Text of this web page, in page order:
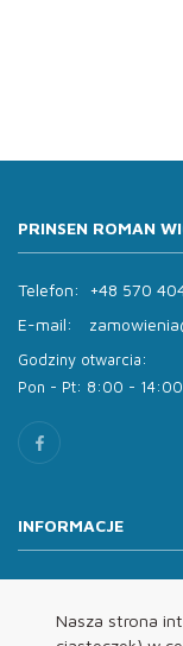
Nasza strona
PRINSEN ROMAN
Telefon:
+48 570
E-mail:
Godziny otwarcia:
Pon - Pt: 8:00 -
INFORMACJE
Oferta